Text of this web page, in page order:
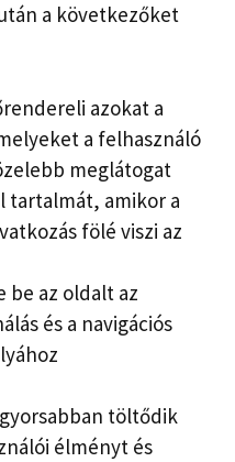
a következőket
azokat a
a felhasználó
meglátogat
tartalmát, amikor a
fölé viszi az
be az oldalt az
és a navigációs
töltődik
élményt és